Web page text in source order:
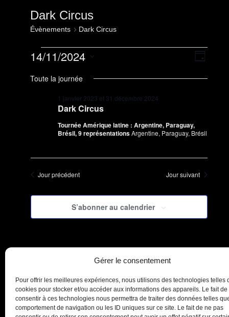
Gérer le consentement
Pour offrir les meilleures expériences, nous utilisons des technologies telles
cookies pour stocker et/ou accéder aux informations des appareils. Le fait de
consentir à ces technologies nous permettra de traiter des données telles
comportement de navigation ou les ID uniques sur ce site. Le fait de ne pas
Dark Circus
Évènements Dark Circus
for
2024
Navigation
parde
Jour
14/11/2024
une
date.
Toute la journée
Dark Circus
1 janvier 2023 et 31 décembre 2024
Tournée Amérique latine : Argentine, Paraguay,
Brésil, 9 représentationsArgentine, Paraguay, Brésil
Jour précédent Jour suivant
S’abonner au calendrier